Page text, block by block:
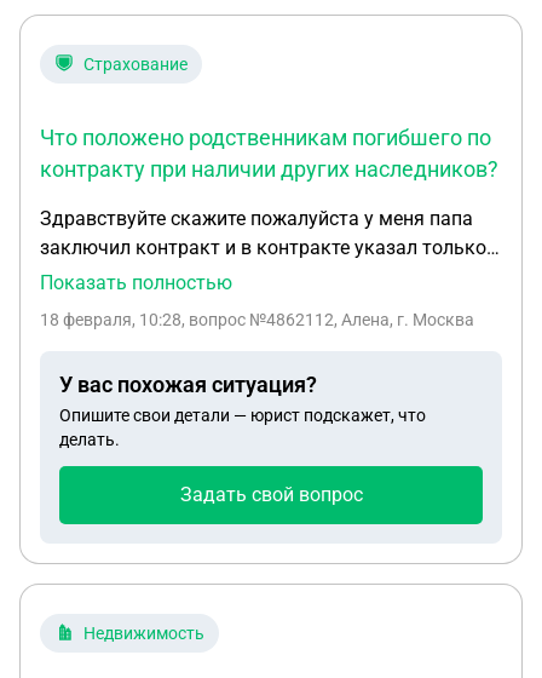
Страхование
Что положено родственникам погибшего по
контракту при наличии других наследников?
Здравствуйте скажите пожалуйста у меня папа
заключил контракт и в контракте указал только
меня .выхожу в суд на признание погибшим.у него
пожалуйста что положено?
Показать полностью
18 февраля, 10:28, вопрос №4862112, Алена, г. Москва
У вас похожая ситуация?
Опишите свои детали — юрист подскажет, что
делать.
Задать свой вопрос
Недвижимость